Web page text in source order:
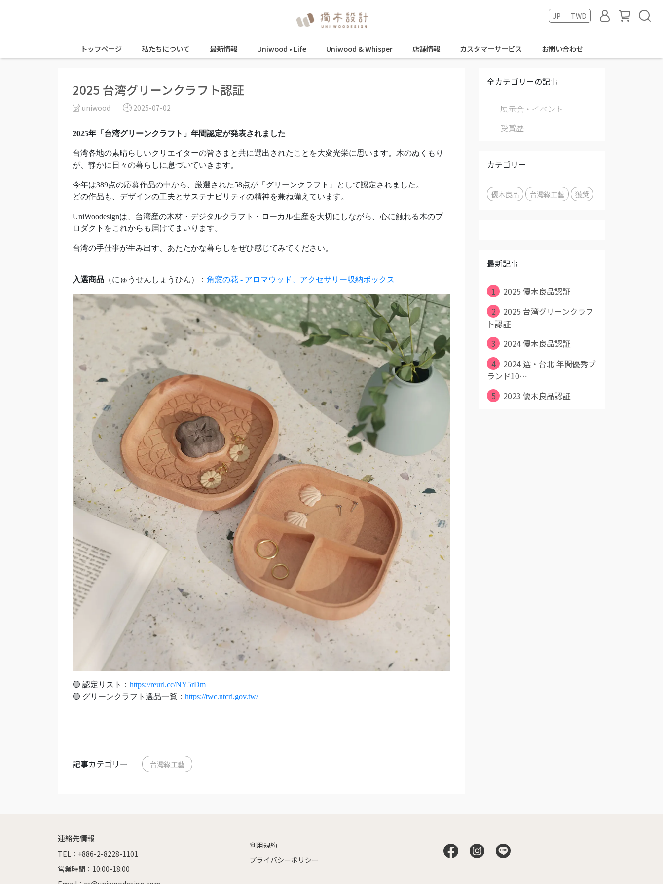
JP ｜ TWD
トップページ 私たちについて 最新情報 Uniwood • Life Uniwood & Whisper 店舗情報 カスタマーサービス お問い合わせ
2025 台湾グリーンクラフト認証
uniwood 2025-07-02
2025年「台湾グリーンクラフト」年間認定が発表されました
台湾各地の素晴らしいクリエイターの皆さまと共に選出されたことを大変光栄に思います。木のぬくもり
が、静かに日々の暮らしに息づいていきます。
今年は389点の応募作品の中から、厳選された58点が「グリーンクラフト」として認定されました。
どの作品も、デザインの工夫とサステナビリティの精神を兼ね備えています。
UniWoodesignは、台湾産の木材・デジタルクラフト・ローカル生産を大切にしながら、心に触れる木のプ
ロダクトをこれからも届けてまいります。
台湾の手仕事が生み出す、あたたかな暮らしをぜひ感じてみてください。
入選商品 （にゅうせんしょうひん）： 角窓の花 - アロマウッド、アクセサリー収納ボックス
🟢 認定リスト： https://reurl.cc/NY5rDm
🟢 グリーンクラフト選品一覧： https://twc.ntcri.gov.tw/
記事カテゴリー 台灣綠工藝
全カテゴリーの記事
展示会・イベント
受賞歴
カテゴリー
優木良品 台灣綠工藝 獲獎
最新記事
1
2025 優木良品認証
2
2025 台湾グリーンクラフ
ト認証
3
2024 優木良品認証
4
2024 選・台北 年間優秀ブ
ランド10⋯
5
2023 優木良品認証
連絡先情報
TEL：+886-2-8228-1101
営業時間：10:00-18:00
利用規約
プライバシーポリシー